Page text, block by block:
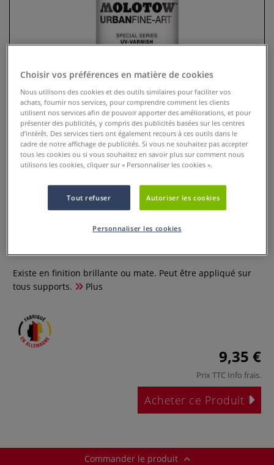
Venis en aérosol Urban Fine-Art
Existe en finition brillante ou mate. Peut être appliqué sur
tous supports.
Plus
9,35 €
Prix TTC Info frais.
Acheter ce Produit
Commander le produit
Choisir vos préférences en matière de cookies
Nous utilisons des cookies et des outils similaires pour faciliter vos
achats, fournir nos services, pour comprendre comment les clients
utilisent nos services afin de pouvoir apporter des améliorations, et pour
présenter des publicités, y compris des publicités basées sur les centres
d’intérêt. Des services tiers ont également recours à ces outils dans le
cadre de notre affichage de publicités. Si vous ne souhaitez pas accepter
tous les cookies ou si vous souhaitez en savoir plus sur comment nous
utilisons les cookies, cliquer sur « Personnaliser les cookies ».
Tout refuser Autoriser les cookies
Personnaliser les cookies